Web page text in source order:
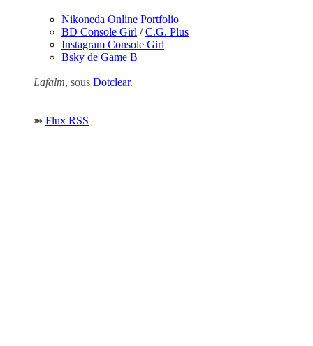
Nikoneda Online Portfolio
BD Console Girl /C.G. Plus
Instagram Console Girl
Bsky de Game B
Lafalm, sous Dotclear.
➽ Flux RSS